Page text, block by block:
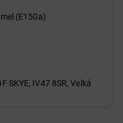
(E150a)
SKYE, IV47 8SR, Velká